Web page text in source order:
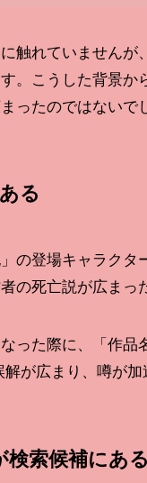
触れていません
。こうした背景
ったのではないで
る
の登場キャラク
の死亡説が広まっ
った際に、「作品
が広まり、噂が加
検索候補にある